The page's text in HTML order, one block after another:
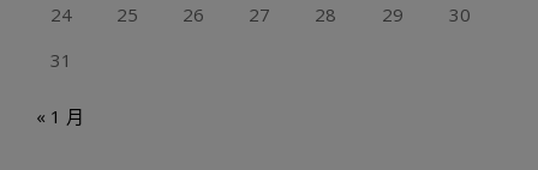
24
25 26 27 28 29
30
31
« 1 月